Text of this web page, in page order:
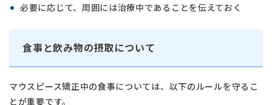
必要に応じて、周囲には治療中であることを伝えておく
食事と飲み物の摂取について
マウスピース矯正中の食事については、以下のルールを守るこ
とが重要です。